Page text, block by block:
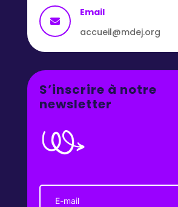

Email
accueil@mdej.org
S’inscrire à notre
newsletter